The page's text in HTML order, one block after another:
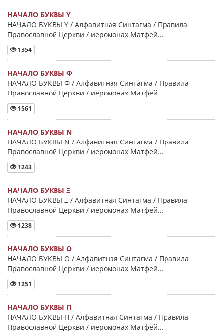
НАЧАЛО БУКВЫ Y
НАЧАЛО БУКВЫ Y / Алфавитная Синтагма / Правила
Православной Церкви / иеромонах Матфей...
1354
НАЧАЛО БУКВЫ Φ
НАЧАЛО БУКВЫ Φ / Алфавитная Синтагма / Правила
Православной Церкви / иеромонах Матфей...
1561
НАЧАЛО БУКВЫ Ν
НАЧАЛО БУКВЫ Ν / Алфавитная Синтагма / Правила
Православной Церкви / иеромонах Матфей...
1243
НАЧАЛО БУКВЫ Ξ
НАЧАЛО БУКВЫ Ξ / Алфавитная Синтагма / Правила
Православной Церкви / иеромонах Матфей...
1238
НАЧАЛО БУКВЫ Ο
НАЧАЛО БУКВЫ Ο / Алфавитная Синтагма / Правила
Православной Церкви / иеромонах Матфей...
1251
НАЧАЛО БУКВЫ Π
НАЧАЛО БУКВЫ Π / Алфавитная Синтагма / Правила
Православной Церкви / иеромонах Матфей...